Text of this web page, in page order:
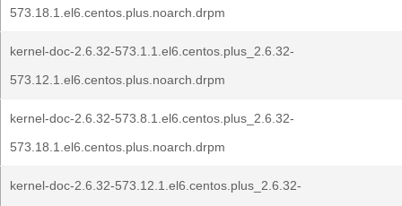
573.18.1.el6.centos.plus.noarch.drpm
kernel-doc-2.6.32-573.1.1.el6.centos.plus_2.6.32-
573.12.1.el6.centos.plus.noarch.drpm
kernel-doc-2.6.32-573.8.1.el6.centos.plus_2.6.32-
573.18.1.el6.centos.plus.noarch.drpm
kernel-doc-2.6.32-573.12.1.el6.centos.plus_2.6.32-